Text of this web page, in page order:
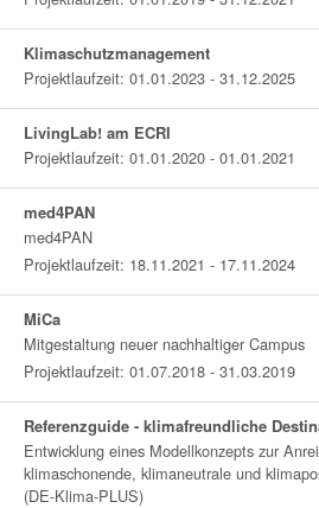
Klimaschutzmanagement
Projektlaufzeit: 01.01.2023 - 31.12.2025
LivingLab! am ECRI
Projektlaufzeit: 01.01.2020 - 01.01.2021
med4PAN
med4PAN
Projektlaufzeit: 18.11.2021 - 17.11.2024
MiCa
Mitgestaltung neuer nachhaltiger Campus
Projektlaufzeit: 01.07.2018 - 31.03.2019
Referenzguide - klimafreundliche
Entwicklung eines Modellkonzepts zur
klimaschonende, klimaneutrale und
(DE-Klima-PLUS)